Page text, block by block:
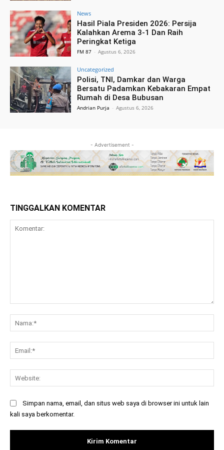
News
Hasil Piala Presiden 2026: Persija
Kalahkan Arema 3-1 Dan Raih
Peringkat Ketiga
FM 87 - Agustus 6, 2026
Uncategorized
Polisi, TNI, Damkar dan Warga
Bersatu Padamkan Kebakaran Empat
Rumah di Desa Bubusan
Andrian Purja - Agustus 6, 2026
- Advertisement -
TINGGALKAN KOMENTAR
Simpan nama, email, dan situs web saya di browser ini untuk lain
kali saya berkomentar.